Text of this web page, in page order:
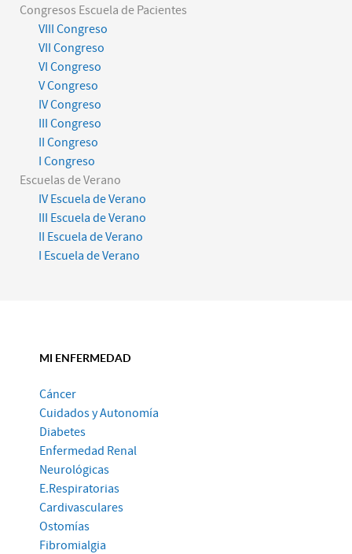
Congresos Escuela de Pacientes
VIII Congreso
VII Congreso
VI Congreso
V Congreso
IV Congreso
III Congreso
II Congreso
I Congreso
Escuelas de Verano
IV Escuela de Verano
III Escuela de Verano
II Escuela de Verano
I Escuela de Verano
MI ENFERMEDAD
Cáncer
Cuidados y Autonomía
Diabetes
Enfermedad Renal
Neurológicas
E.Respiratorias
Cardivasculares
Ostomías
Fibromialgia